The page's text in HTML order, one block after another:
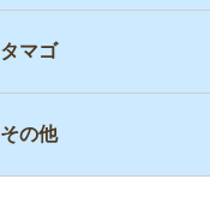
タマゴ
その他